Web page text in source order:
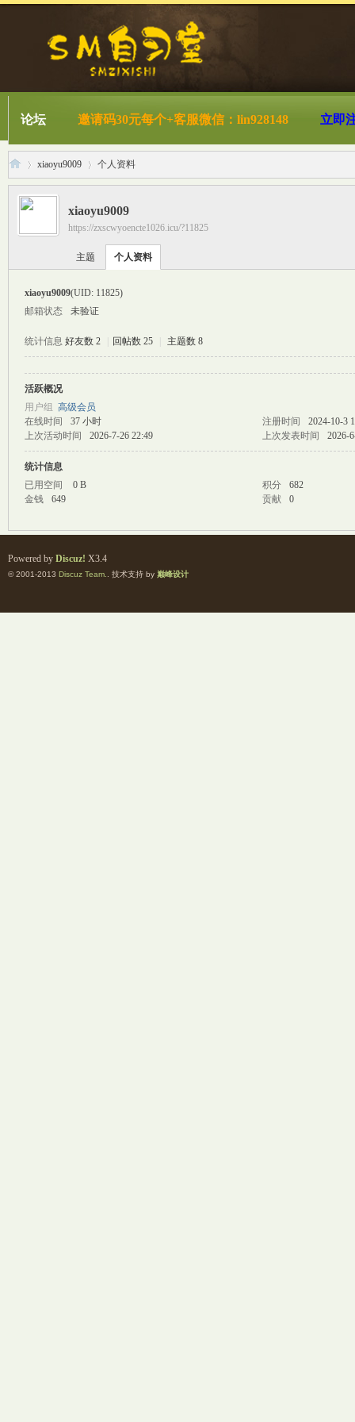
论坛 邀请码30元每个+客服微信：lin928148 立即
›
xiaoyu9009
›
个人资料
xiaoyu9009
https://zxscwyoencte1026.icu/?11825
主题 个人资料
xiaoyu9009(UID: 11825)
邮箱状态
未验证
统计信息 好友数 2 回帖数 25 主题数 8
活跃概况
用户组 高级会员
在线时间
37 小时 注册时间
2024-10-3
上次活动时间
2026-7-26 22:49 上次发表时间 2026-
统计信息
已用空间
0 B 积分
682
金钱
649 贡献 0
Powered by Discuz! X3.4
© 2001-2013 Discuz Team. . 技术支持 by 巅峰设计